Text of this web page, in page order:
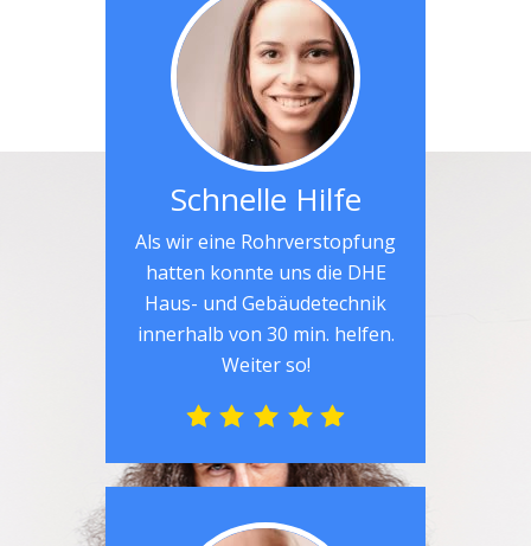
Schnelle Hilfe
Als wir eine Rohrverstopfung
hatten konnte uns die DHE
Haus- und Gebäudetechnik
innerhalb von 30 min. helfen.
Weiter so!